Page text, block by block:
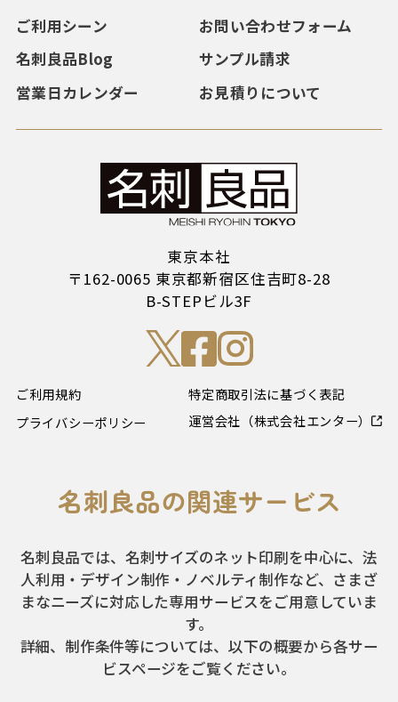
東京本社
〒162-0065 東京都新宿区住吉町8-28
B-STEPビル3F
ご利用規約
プライバシーポリシー
特定商取引法に基づく表記
運営会社（株式会社エンター）
ご利用シーン
名刺良品Blog
営業日カレンダー
お問い合わせフォーム
サンプル請求
お見積りについて
名刺良品の関連サービス
名刺良品では、名刺サイズのネット印刷を中心に、法
人利用・デザイン制作・ノベルティ制作など、さまざ
まなニーズに対応した専用サービスをご用意していま
す。
詳細、制作条件等については、以下の概要から各サー
ビスページをご覧ください。